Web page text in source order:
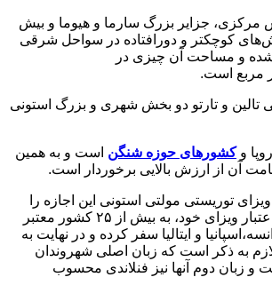
مرکزی، جزایر بزرگ سارما و هیوما و بیش
و بخش‌های کوچکتر و دورافتاده در سواحل شرقی
شده و مساحت آن چیزی در
تالین و تارتو دو بخش شهری و بزرگ استونی
وکشورهای حوزه شنگن است و به همین
آن از ارزش بالایی برخوردار است.
توریستی مولتی استونی این اجازه را
دارید تا پیش از پایان اعتبار ویزای خود، به بیش از ۲۵ کشور معتبر
و ایتالیا سفر کرده و در نهایت به
به ذکر است که زبان اصلی شهروندان
و زبان دوم آنها نیز فنلاندی محسوب